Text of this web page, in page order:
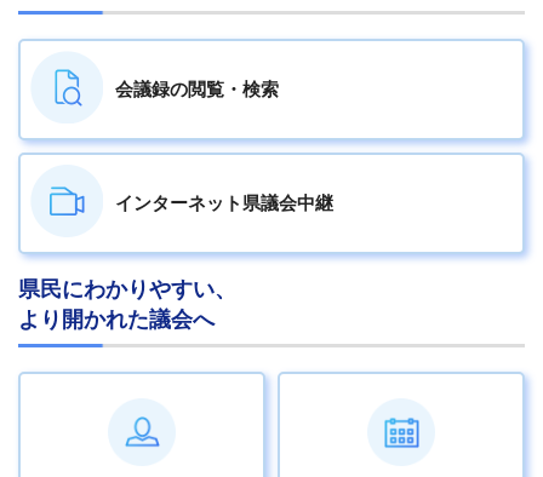
会議録の閲覧・検索
インターネット 県議会中継
県民にわかりやすい、
より開かれた議会へ